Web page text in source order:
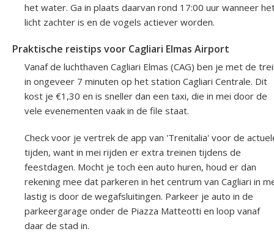
het water. Ga in plaats daarvan rond 17:00 uur wanneer
licht zachter is en de vogels actiever worden.
Praktische reistips voor Cagliari Elmas Airport
Vanaf de luchthaven Cagliari Elmas (CAG) ben je met de
in ongeveer 7 minuten op het station Cagliari Centrale. Dit
kost je €1,30 en is sneller dan een taxi, die in mei door de
vele evenementen vaak in de file staat.
Check voor je vertrek de app van 'Trenitalia' voor de
tijden, want in mei rijden er extra treinen tijdens de
feestdagen. Mocht je toch een auto huren, houd er dan
rekening mee dat parkeren in het centrum van Cagliari in
lastig is door de wegafsluitingen. Parkeer je auto in de
parkeergarage onder de Piazza Matteotti en loop vanaf
daar de stad in.